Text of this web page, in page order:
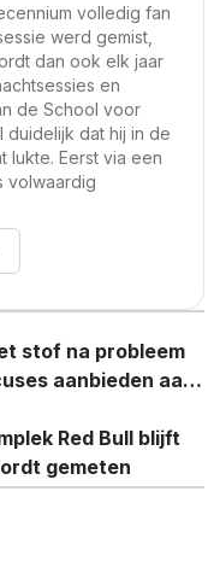
volledig fan
werd gemist,
dan ook elk jaar
en
de School voor
duidelijk dat hij in de
lukte. Eerst via een
volwaardig
stof na probleem
aanbieden aan
Red Bull blijft
gemeten